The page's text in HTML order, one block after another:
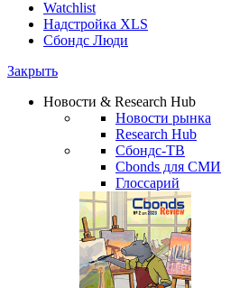
Watchlist
Надстройка XLS
Сбондс Люди
Закрыть
Новости & Research Hub
Новости рынка
Research Hub
Сбондс-ТВ
Cbonds для СМИ
Глоссарий